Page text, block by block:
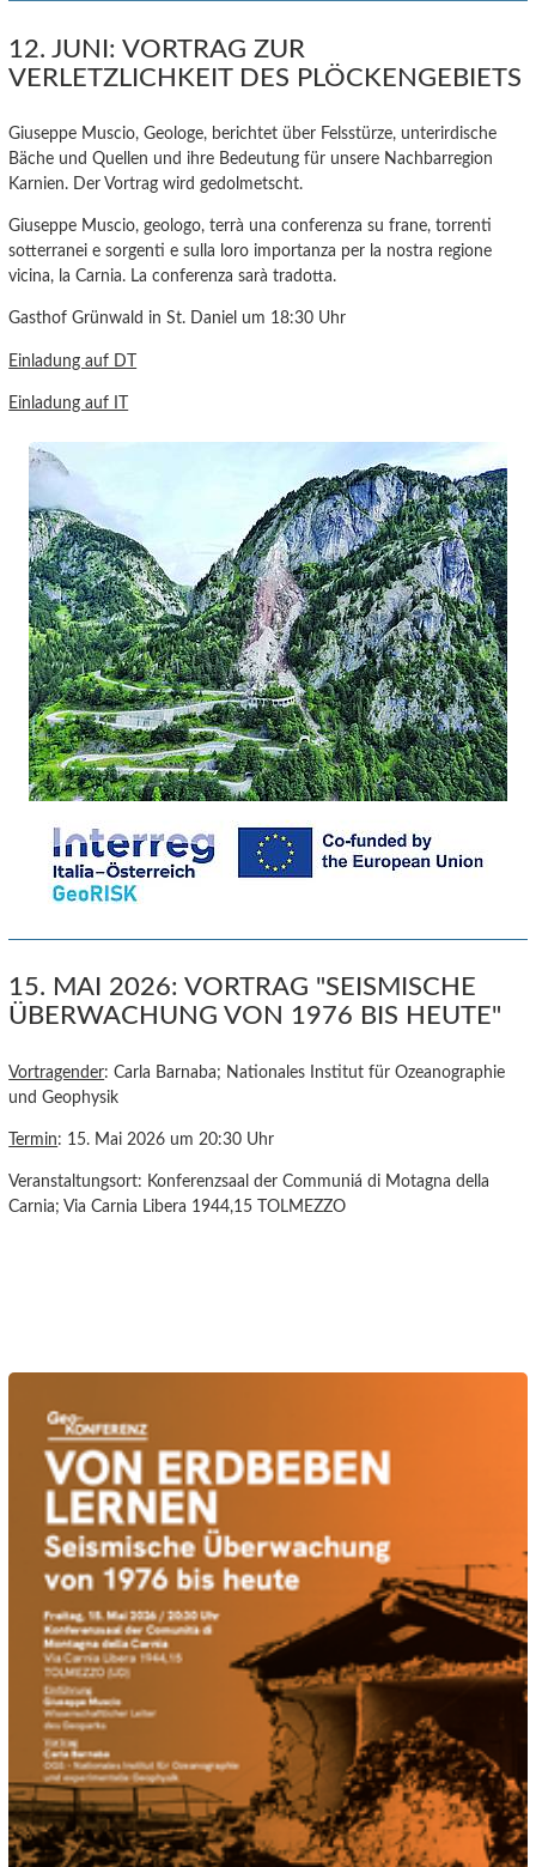
12. JUNI: VORTRAG ZUR
VERLETZLICHKEIT DES PLÖCKENGEBIETS
Giuseppe Muscio, Geologe, berichtet über Felsstürze, unterirdische
Bäche und Quellen und ihre Bedeutung für unsere Nachbarregion
Karnien. Der Vortrag wird gedolmetscht.
Giuseppe Muscio, geologo, terrà una conferenza su frane, torrenti
sotterranei e sorgenti e sulla loro importanza per la nostra regione
vicina, la Carnia. La conferenza sarà tradotta.
Gasthof Grünwald in St. Daniel um 18:30 Uhr
Einladung auf DT
Einladung auf IT
15. MAI 2026: VORTRAG "SEISMISCHE
ÜBERWACHUNG VON 1976 BIS HEUTE"
Vortragender: Carla Barnaba; Nationales Institut für Ozeanographie
und Geophysik
Termin: 15. Mai 2026 um 20:30 Uhr
Veranstaltungsort: Konferenzsaal der Communiá di Motagna della
Carnia; Via Carnia Libera 1944,15 TOLMEZZO